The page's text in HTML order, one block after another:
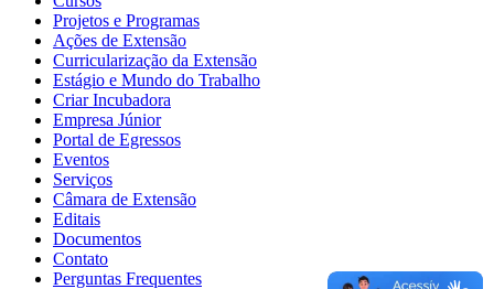
Projetos e Programas
Ações de Extensão
Curricularização da Extensão
Estágio e Mundo do Trabalho
Criar Incubadora
Empresa Júnior
Portal de Egressos
Eventos
Serviços
Câmara de Extensão
Editais
Documentos
Contato
Perguntas Frequentes